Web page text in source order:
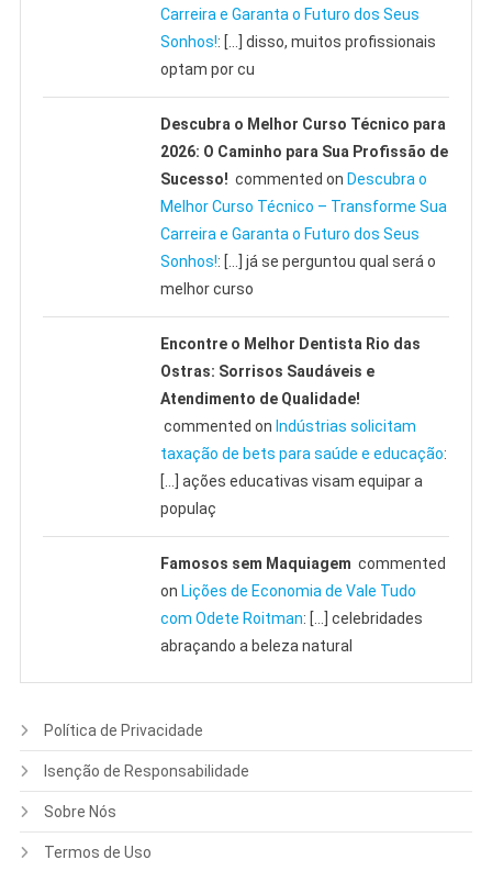
Carreira e Garanta o Futuro dos Seus
Sonhos!: […] disso, muitos profissionais
optam por cu
Descubra o Melhor Curso Técnico para
2026: O Caminho para Sua Profissão de
Sucesso! commented on Descubra o
Melhor Curso Técnico – Transforme Sua
Carreira e Garanta o Futuro dos Seus
Sonhos!: […] já se perguntou qual será o
melhor curso
Encontre o Melhor Dentista Rio das
Ostras: Sorrisos Saudáveis e
Atendimento de Qualidade!
commented on Indústrias solicitam
taxação de bets para saúde e educação:
[…] ações educativas visam equipar a
populaç
Famosos sem Maquiagem commented
on Lições de Economia de Vale Tudo
com Odete Roitman: […] celebridades
abraçando a beleza natural
Política de Privacidade
Isenção de Responsabilidade
Sobre Nós
Termos de Uso